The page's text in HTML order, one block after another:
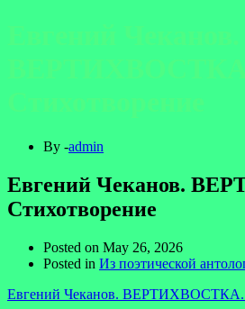
By -admin
Евгений Чеканов.
Стихотворение
Posted on May 26, 2026
Posted in Из поэтической
Евгений Чеканов. ВЕРТИХВОСТКА.